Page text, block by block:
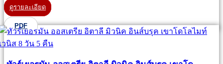
ดูรายละเอียด
PDF